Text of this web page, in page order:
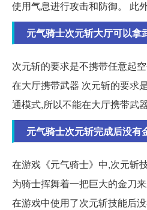
使用气息进行攻击和防御。 此
元气骑士次元斩大厅可以拿
次元斩的要求是不携带任意起
在大厅携带武器 次元斩的要求
通模式,所以不能在大厅携带武
元气骑士次元斩完成后没有
在游戏《元气骑士》中,次元斩
为骑士挥舞着一把巨大的金刀
在游戏中使用了次元斩技能后没